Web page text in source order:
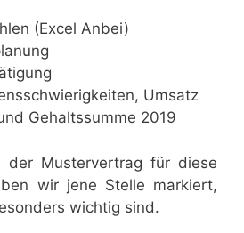
(Excel Anbei)
Umsatz
Gehaltssumme 2019
der Mustervertrag für diese
wir jene Stelle markiert,
wichtig sind.